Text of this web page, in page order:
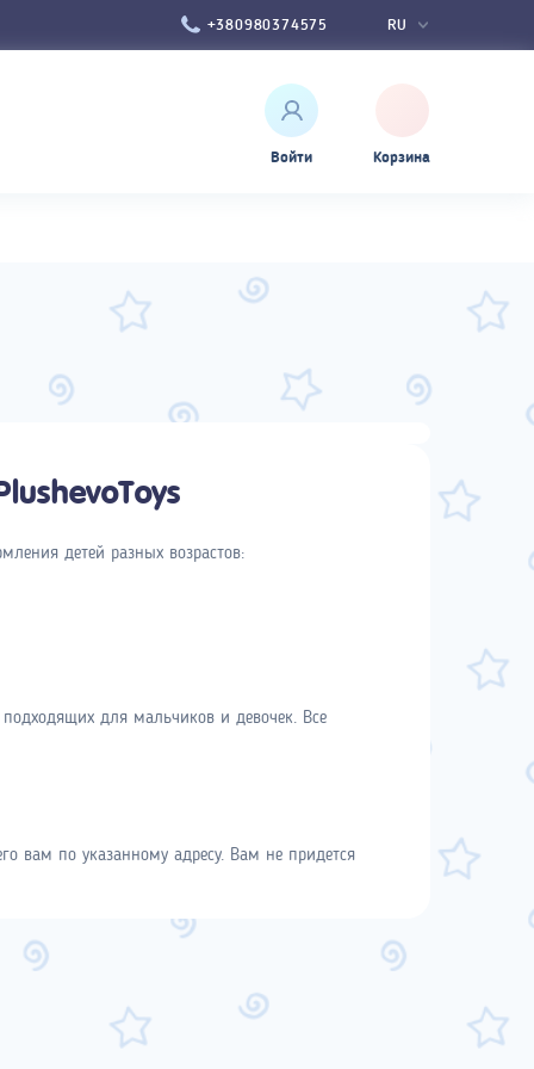
+380980374575 RU
Войти Корзина
детей разных возрастов:
для мальчиков и девочек. Все
вам по указанному адресу. Вам не придется